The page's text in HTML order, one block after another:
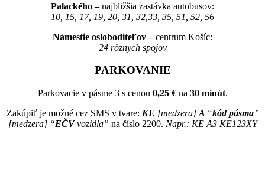
Palackého –najbližšia zastávka autobusov:
10, 15, 17, 19, 20, 31, 32,33, 35, 51, 52, 56
Námestie osloboditeľov –centrum Košíc:
24 rôznych spojov
PARKOVANIE
Parkovacie v pásme 3 s cenou 0,25 €na 30 minút.
Zakúpiť je možné cez SMS v tvare: KE [medzera] A “kód pásma”
[medzera] “EČVvozidla” na číslo 2200. Napr.: KE A3 KE123XY